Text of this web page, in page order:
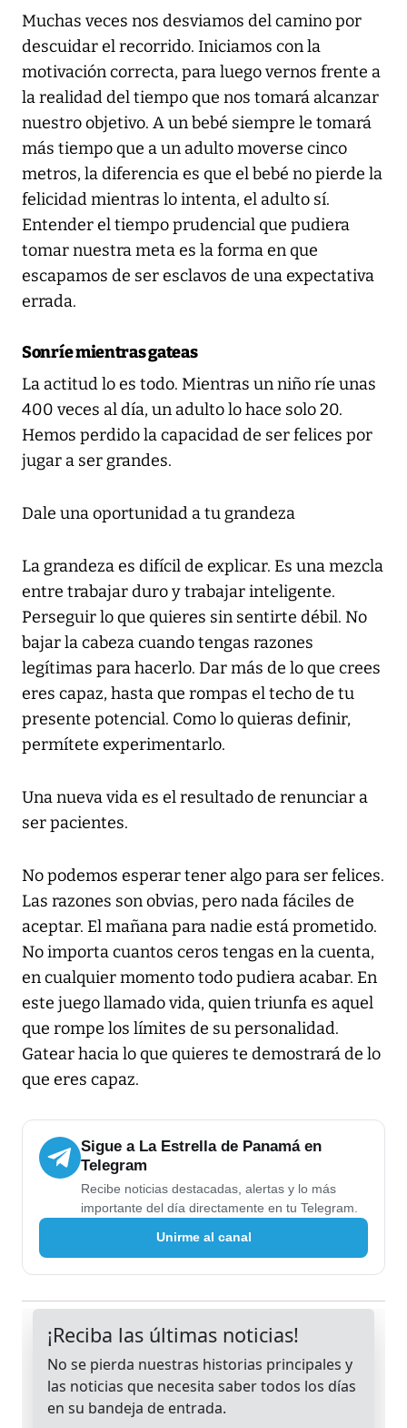
Muchas veces nos desviamos del camino por
descuidar el recorrido. Iniciamos con la
motivación correcta, para luego vernos frente a
la realidad del tiempo que nos tomará alcanzar
nuestro objetivo. A un bebé siempre le tomará
más tiempo que a un adulto moverse cinco
metros, la diferencia es que el bebé no pierde la
felicidad mientras lo intenta, el adulto sí.
Entender el tiempo prudencial que pudiera
tomar nuestra meta es la forma en que
escapamos de ser esclavos de una expectativa
errada.
Sonríe mientras gateas
La actitud lo es todo. Mientras un niño ríe unas
400 veces al día, un adulto lo hace solo 20.
Hemos perdido la capacidad de ser felices por
jugar a ser grandes.
Dale una oportunidad a tu grandeza
La grandeza es difícil de explicar. Es una mezcla
entre trabajar duro y trabajar inteligente.
Perseguir lo que quieres sin sentirte débil. No
bajar la cabeza cuando tengas razones
legítimas para hacerlo. Dar más de lo que crees
eres capaz, hasta que rompas el techo de tu
presente potencial. Como lo quieras definir,
permítete experimentarlo.
Una nueva vida es el resultado de renunciar a
ser pacientes.
No podemos esperar tener algo para ser felices.
Las razones son obvias, pero nada fáciles de
aceptar. El mañana para nadie está prometido.
No importa cuantos ceros tengas en la cuenta,
en cualquier momento todo pudiera acabar. En
este juego llamado vida, quien triunfa es aquel
que rompe los límites de su personalidad.
Gatear hacia lo que quieres te demostrará de lo
que eres capaz.
Sigue a La Estrella de Panamá en
Telegram
Recibe noticias destacadas, alertas y lo más
importante del día directamente en tu Telegram.
Unirme al canal